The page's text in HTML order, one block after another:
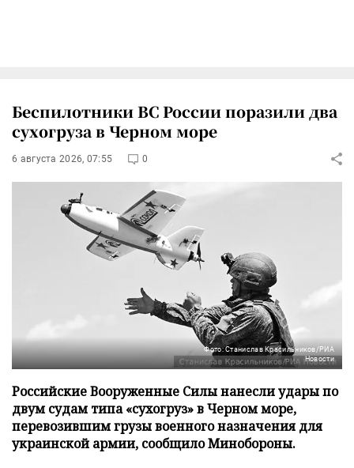
Беспилотники ВС России поразили два
сухогруза в Черном море
6 августа 2026, 07:55 0
Фото: Станислав Красильников/РИА
Новости
Российские Вооруженные Силы нанесли удары по
двум судам типа «сухогруз» в Черном море,
перевозившим грузы военного назначения для
украинской армии, сообщило Минобороны.